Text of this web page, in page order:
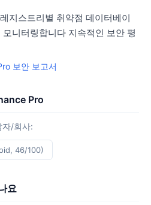
지스트리별 취약점 데이터베이
니터링합니다 지속적인 보안 평
보안 보고서
Pro
자/회사:
46/100)
요